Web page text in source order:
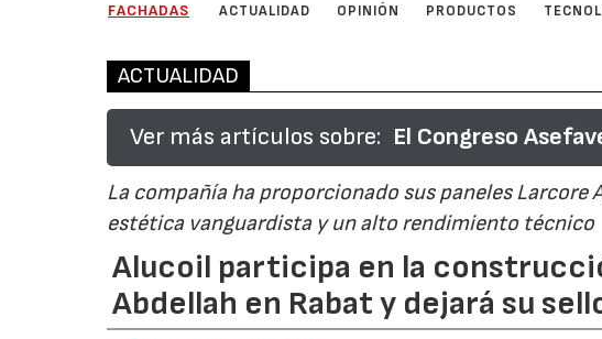
FACHADAS ACTUALIDAD OPINIÓN PRODUCTOS
ACTUALIDAD
Ver más artículos sobre: El Congreso
La compañía ha proporcionado sus paneles Larcore
estética vanguardista y un alto rendimiento técnico
Alucoil participa en la
Abdellah en Rabat y dejará su